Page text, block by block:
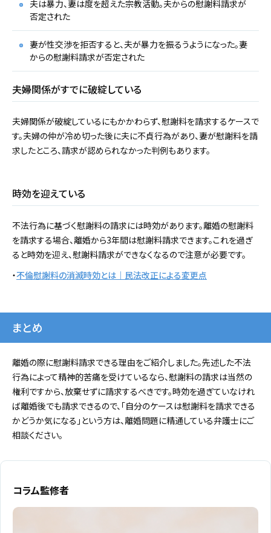
夫は暴力、妻は度を超えた宗教活動。夫からの慰謝料請求が
否定された
妻が性交渉を拒否すると、夫が暴力を振るうようになった。妻
からの慰謝料請求が否定された
夫婦関係がすでに破綻している
夫婦関係が破綻しているにもかかわらず、慰謝料を請求するケースで
す。夫婦の仲が冷め切った後に夫に不貞行為があり、妻が慰謝料を請
求したところ、請求が認められなかった判例もあります。
時効を迎えている
不法行為に基づく慰謝料の請求には時効があります。離婚の慰謝料
を請求する場合、離婚から3年間は慰謝料請求できます。これを過ぎ
ると時効を迎え、慰謝料請求ができなくなるので注意が必要です。
・不倫慰謝料の消滅時効とは｜民法改正による変更点
まとめ
離婚の際に慰謝料請求できる理由をご紹介しました。先述した不法
行為によって精神的苦痛を受けているなら、慰謝料の請求は当然の
権利ですから、放棄せずに請求するべきです。時効を過ぎていなけれ
ば離婚後でも請求できるので、「自分のケースは慰謝料を請求できる
かどうか気になる」という方は、離婚問題に精通している弁護士にご
相談ください。
コラム監修者